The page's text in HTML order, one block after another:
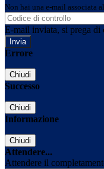
Non hai una e-mail associata
E-mail inviata, si prega di
Errore
Chiudi
Successo
Chiudi
Informazione
Chiudi
Attendere...
Attendere il